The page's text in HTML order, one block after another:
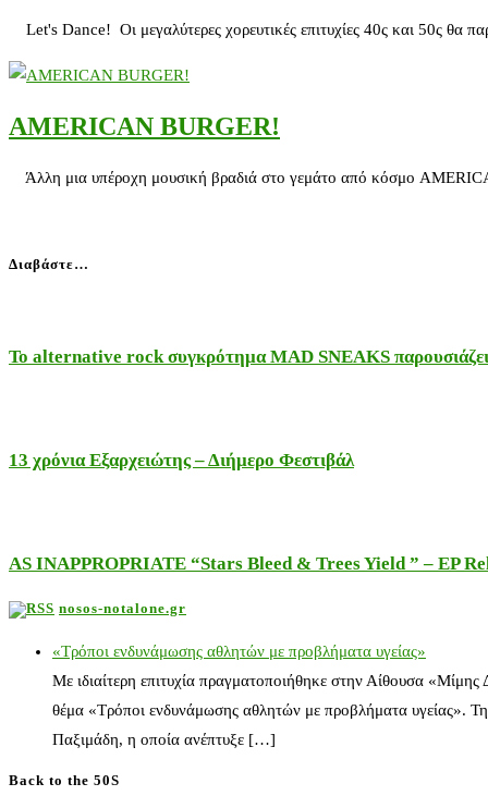
Let's Dance! Οι μεγαλύτερες χορευτικές επιτυχίες 40ς και 50ς
AMERICAN BURGER!
Άλλη μια υπέροχη μουσική βραδιά στο γεμάτο από κόσμο
Διαβάστε…
Το alternative rock συγκρότημα MAD SNEAKS
13 χρόνια Εξαρχειώτης – Διήμερο Φεστιβάλ
AS INAPPROPRIATE “Stars Bleed & Trees Yield ” – EP
nosos-notalone.gr
«Τρόποι ενδυνάμωσης αθλητών με προβλήματα υγείας»
Με ιδιαίτερη επιτυχία πραγματοποιήθηκε στην Αίθουσα
θέμα «Τρόποι ενδυνάμωσης αθλητών με προβλήματα υγείας».
Παξιμάδη, η οποία ανέπτυξε […]
Back to the 50S